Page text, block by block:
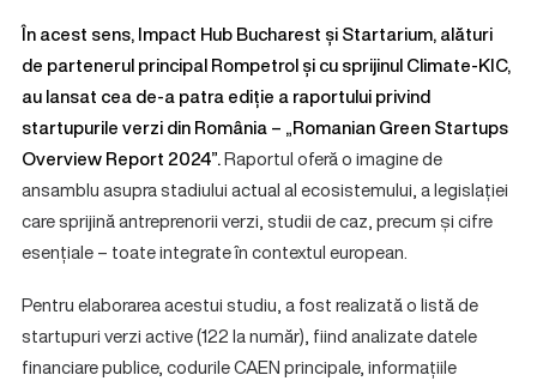
În acest sens,Impact Hub Bucharest șiStartarium, alături
de partenerul principalRompetrolși cu sprijinul Climate-KIC,
au lansat cea de-a patra ediție a raportului privind
startupurile verzi din România – „Romanian Green Startups
Overview Report 2024”.Raportul oferă o imagine de
ansamblu asupra stadiului actual al ecosistemului, a legislației
care sprijină antreprenorii verzi, studii de caz, precum și cifre
esențiale – toate integrate în contextul european.
Pentru elaborarea acestui studiu, a fost realizată o listă de
startupuri verzi active (122 la număr), fiind analizate datele
financiare publice, codurile CAEN principale, informațiile